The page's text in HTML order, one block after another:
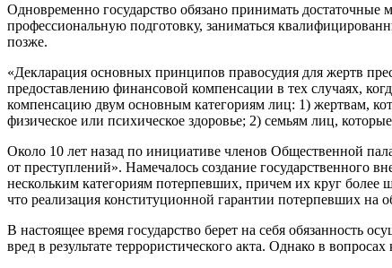
Одновременно государство обязано принимать
профессиональную подготовку, заниматься
позже.
«Декларация основных принципов правосудия для жертв
предоставлению финансовой компенсации в тех случаях,
компенсацию двум основным категориям лиц: 1) жертвам,
физическое или психическое здоровье; 2) семьям лиц,
Около 10 лет назад по инициативе членов Общественной
от преступлений». Намечалось создание государственного
нескольким категориям потерпевших, причем их круг
что реализация конституционной гарантии потерпевших на
В настоящее время государство берет на себя
вред в результате террористического акта. Однако в